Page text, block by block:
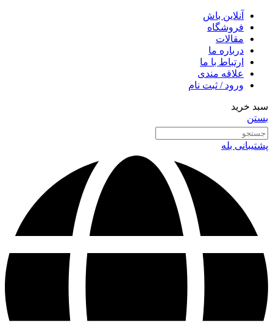
آنلاین باش
فروشگاه
مقالات
درباره ما
ارتباط با ما
علاقه مندی
ورود / ثبت نام
سبد خرید
بستن
پشتیبانی بله